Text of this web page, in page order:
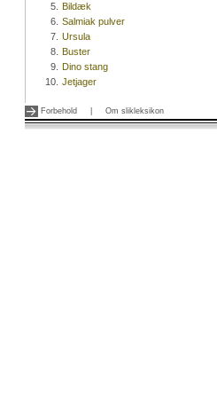
5. Bildæk
6. Salmiak pulver
7. Ursula
8. Buster
9. Dino stang
10. Jetjager
Forbehold Om slikleksikon